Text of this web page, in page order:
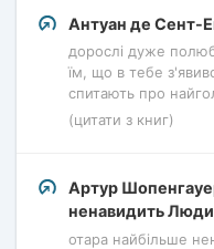
Антуан де Сент-
дорослі дуже
їм, що в тебе
спитають про
(цитати з книг)
Артур
ненавидить
отара найбільше